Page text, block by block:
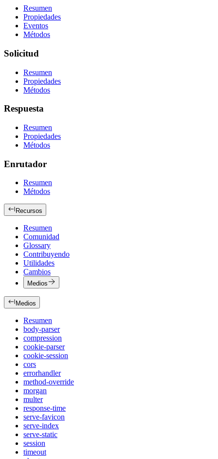
Resumen
Propiedades
Eventos
Métodos
Solicitud
Resumen
Propiedades
Métodos
Respuesta
Resumen
Propiedades
Métodos
Enrutador
Resumen
Métodos
Recursos
Resumen
Comunidad
Glossary
Contribuyendo
Utilidades
Cambios
Medios
Medios
Resumen
body-parser
compression
cookie-parser
cookie-session
cors
errorhandler
method-override
morgan
multer
response-time
serve-favicon
serve-index
serve-static
session
timeout